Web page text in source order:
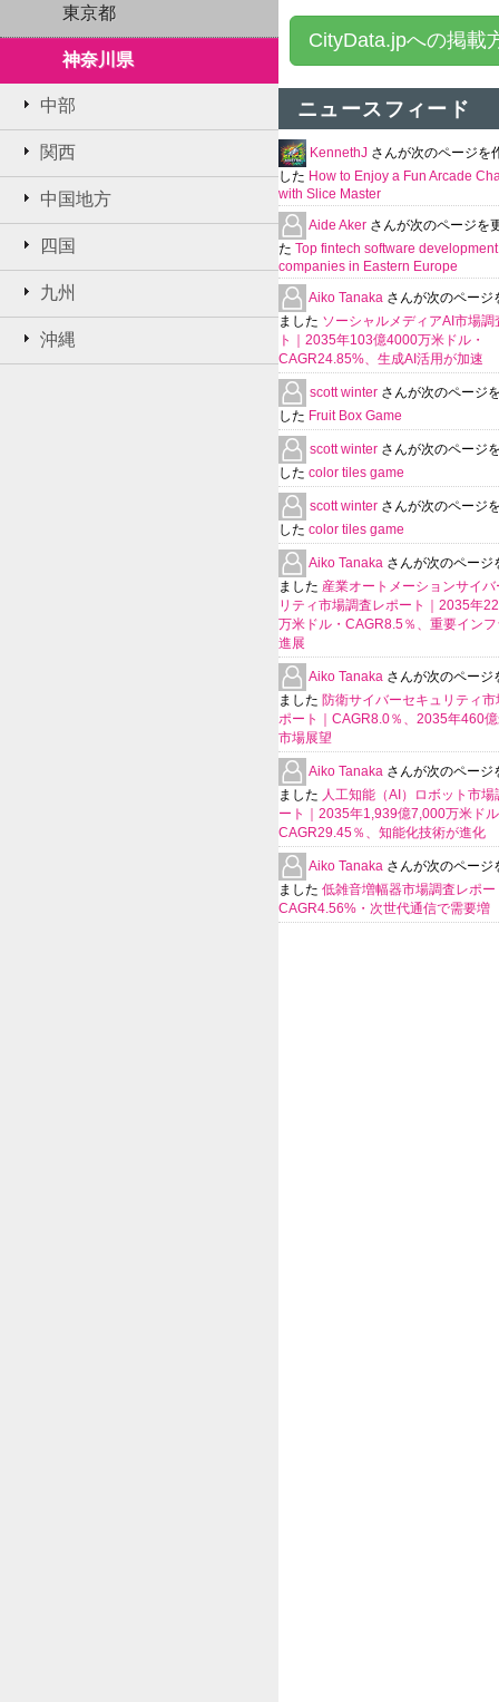
東京都
神奈川県
中部
関西
中国地方
四国
九州
沖縄
CityData.jpへの掲載
ニュースフィード
KennethJ さんが次のページを
した How to Enjoy a Fun Arcade
with Slice Master
Aide Aker さんが次のページを
た Top fintech software development
companies in Eastern Europe
Aiko Tanaka さんが次のページ
ました ソーシャルメディアAI市場調
ト｜2035年103億4000万米ドル・
CAGR24.85%、生成AI活用が加速
scott winter さんが次のページ
した Fruit Box Game
scott winter さんが次のページ
した color tiles game
scott winter さんが次のページ
した color tiles game
Aiko Tanaka さんが次のページ
ました 産業オートメーションサイ
リティ市場調査レポート｜2035年
万米ドル・CAGR8.5％、重要イン
進展
Aiko Tanaka さんが次のページ
ました 防衛サイバーセキュリティ
ポート｜CAGR8.0％、2035年460
市場展望
Aiko Tanaka さんが次のページ
ました 人工知能（AI）ロボット市場
ート｜2035年1,939億7,000万米ド
CAGR29.45％、知能化技術が進化
Aiko Tanaka さんが次のページ
ました 低雑音増幅器市場調査レポー
CAGR4.56%・次世代通信で需要増